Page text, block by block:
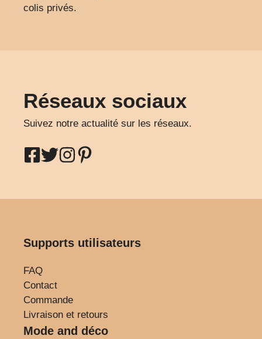
colis privés.
Réseaux sociaux
Suivez notre actualité sur les réseaux.
Supports utilisateurs
FAQ
Contact
Commande
Livraison et retours
Mode and déco